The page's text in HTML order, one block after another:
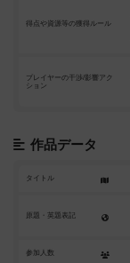
得点や資源等の獲得ルール
プレイヤーの干渉/影響アク
ション
作品データ
タイトル
原題・英題表記
参加人数